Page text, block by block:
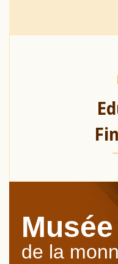
Musée
de la